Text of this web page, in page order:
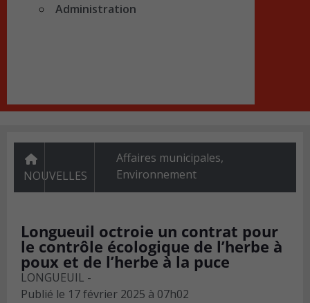
Administration
NOUVELLES
Affaires municipales,
Environnement
Longueuil octroie un contrat pour
le contrôle écologique de l’herbe à
poux et de l’herbe à la puce
LONGUEUIL -
Publié le 17 février 2025 à 07h02